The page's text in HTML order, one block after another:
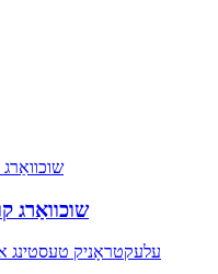
שוכוואַרג